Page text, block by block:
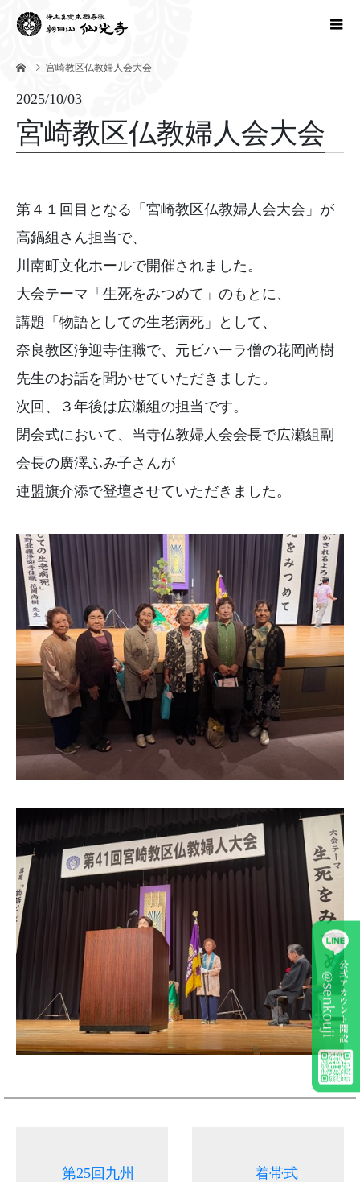
宮崎教区仏教婦人会大会
2025/10/03
宮崎教区仏教婦人会大会
第４１回目となる「宮崎教区仏教婦人会大会」が
高鍋組さん担当で、
川南町文化ホールで開催されました。
大会テーマ「生死をみつめて」のもとに、
講題「物語としての生老病死」として、
奈良教区浄迎寺住職で、元ビハーラ僧の花岡尚樹
先生のお話を聞かせていただきました。
次回、３年後は広瀬組の担当です。
閉会式において、当寺仏教婦人会会長で広瀬組副
会長の廣澤ふみ子さんが
連盟旗介添で登壇させていただきました。
第25回九州
着帯式